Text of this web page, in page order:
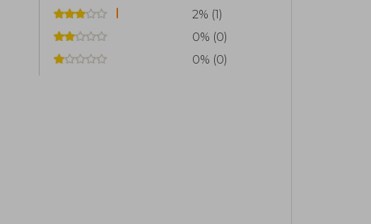
2% (1)
0% (0)
0% (0)